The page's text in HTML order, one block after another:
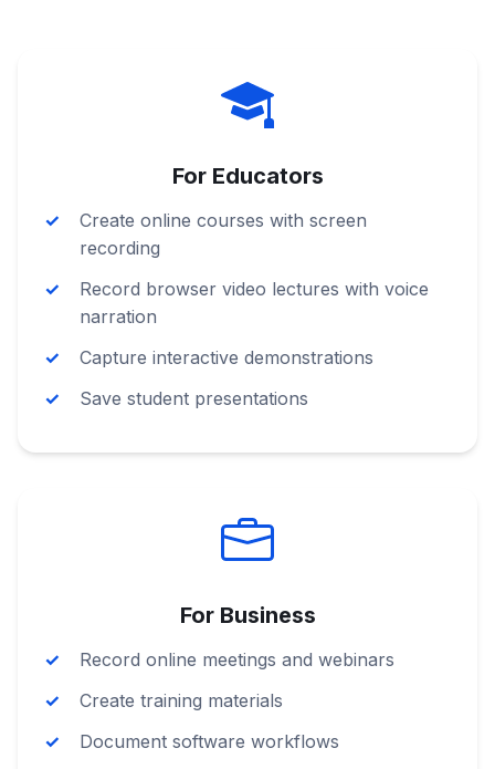
For Educators
Create online courses with screen
recording
Record browser video lectures with voice
narration
Capture interactive demonstrations
Save student presentations
For Business
Record online meetings and webinars
Create training materials
Document software workflows